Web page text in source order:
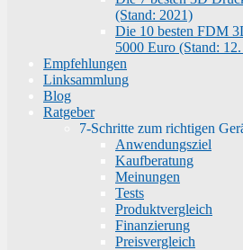
(Stand: 2021)
Die 10 besten FDM
5000 Euro (Stand:
Empfehlungen
Linksammlung
Blog
Ratgeber
7-Schritte zum richtigen
Anwendungsziel
Kaufberatung
Meinungen
Tests
Produktvergleich
Finanzierung
Preisvergleich